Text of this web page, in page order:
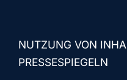
NUTZUNG VON
PRESSESPIEGELN